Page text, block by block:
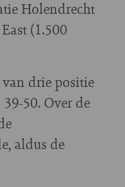
Holendrecht
(1.500
drie positie
50. Over de
aldus de